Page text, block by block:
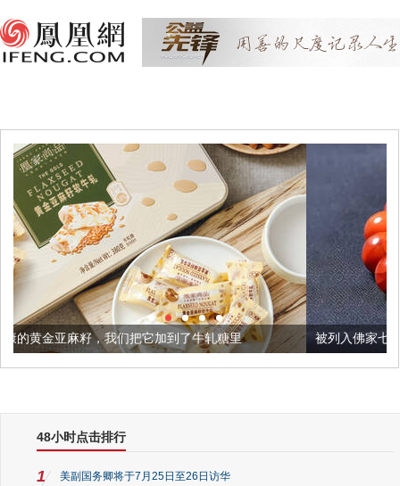
它加到了牛轧糖里 被列入佛家七宝的它到底有多美？
48小时点击排行
1 美副国务卿将于7月25日至26日访华